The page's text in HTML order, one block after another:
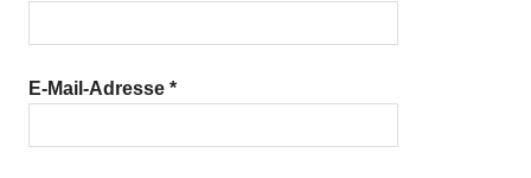
E-Mail-Adresse *